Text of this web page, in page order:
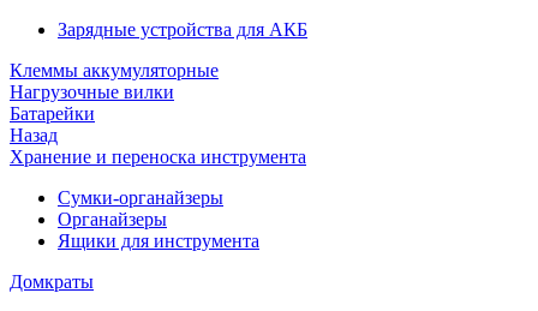
Зарядные устройства для АКБ
Клеммы аккумуляторные
Нагрузочные вилки
Батарейки
Назад
Хранение и переноска инструмента
Сумки-органайзеры
Органайзеры
Ящики для инструмента
Домкраты